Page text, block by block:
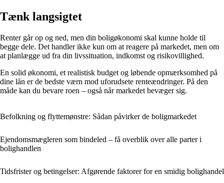
Tænk langsigtet
Renter går op og ned, men din boligøkonomi skal kunne holde til
begge dele. Det handler ikke kun om at reagere på markedet, men om
at planlægge ud fra din livssituation, indkomst og risikovillighed.
En solid økonomi, et realistisk budget og løbende opmærksomhed på
dine lån er de bedste værn mod uforudsete renteændringer. På den
måde kan du bevare roen – også når markedet bevæger sig.
Befolkning og flyttemønstre: Sådan påvirker de boligmarkedet
Ejendomsmægleren som bindeled – få overblik over alle parter i
bolighandlen
Tidsfrister og betingelser: Afgørende faktorer for en smidig bolighandel